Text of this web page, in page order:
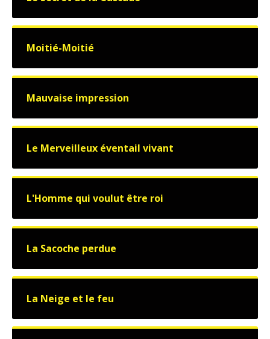
Moitié-Moitié
Mauvaise impression
Le Merveilleux éventail vivant
L'Homme qui voulut être roi
La Sacoche perdue
La Neige et le feu